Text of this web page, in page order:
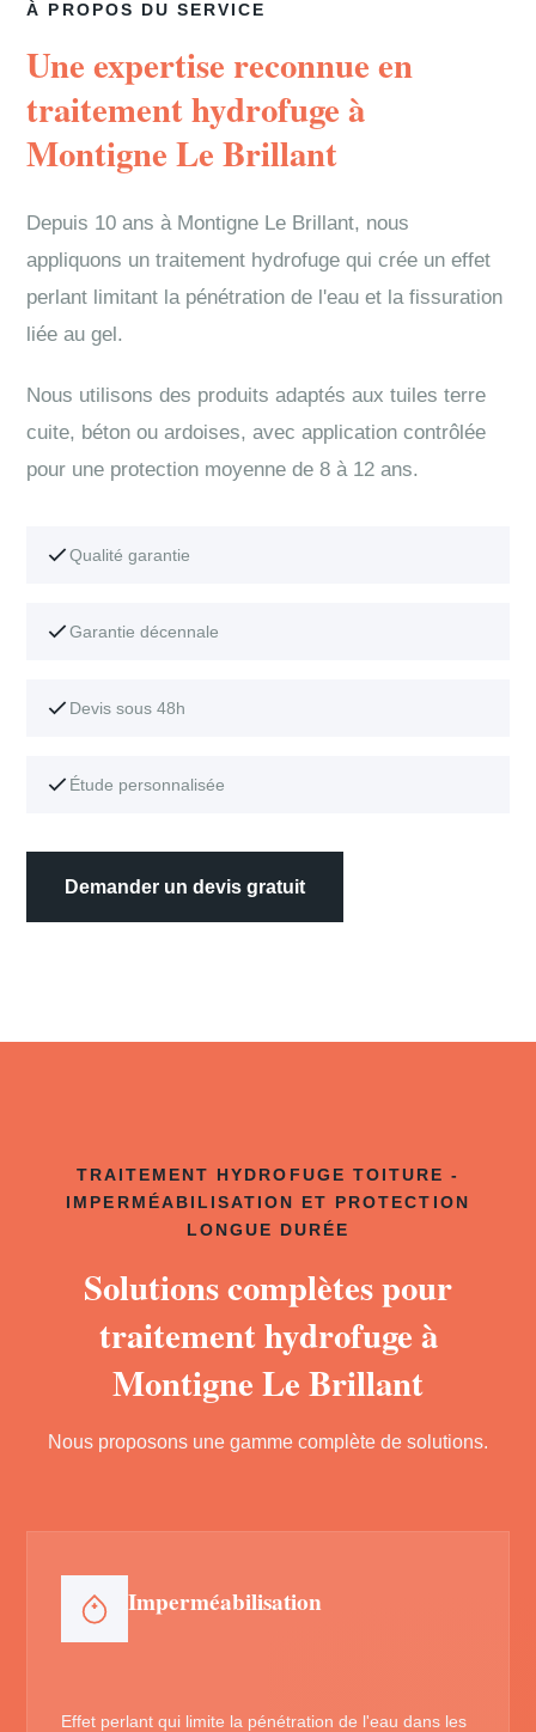
À PROPOS DU SERVICE
Une expertise reconnue en
traitement hydrofuge à
Montigne Le Brillant
Depuis 10 ans à Montigne Le Brillant, nous
appliquons un traitement hydrofuge qui crée un effet
perlant limitant la pénétration de l'eau et la fissuration
liée au gel.
Nous utilisons des produits adaptés aux tuiles terre
cuite, béton ou ardoises, avec application contrôlée
pour une protection moyenne de 8 à 12 ans.
Qualité garantie
Garantie décennale
Devis sous 48h
Étude personnalisée
Demander un devis gratuit
TRAITEMENT HYDROFUGE TOITURE -
IMPERMÉABILISATION ET PROTECTION
LONGUE DURÉE
Solutions complètes pour
traitement hydrofuge à
Montigne Le Brillant
Nous proposons une gamme complète de solutions.
Imperméabilisation
Effet perlant qui limite la pénétration de l'eau dans les